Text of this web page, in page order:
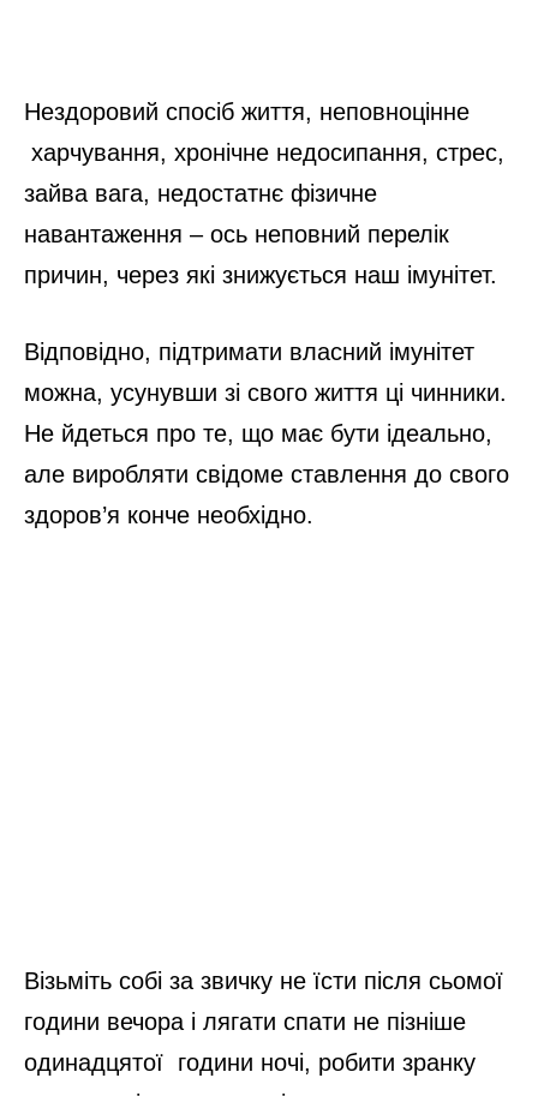
Нездоровий спосіб життя, неповноцінне
харчування, хронічне недосипання, стрес,
зайва вага, недостатнє фізичне
навантаження – ось неповний перелік
причин, через які знижується наш імунітет.
Відповідно, підтримати власний імунітет
можна, усунувши зі свого життя ці чинники.
Не йдеться про те, що має бути ідеально,
але виробляти свідоме ставлення до свого
здоров’я конче необхідно.
Візьміть собі за звичку не їсти після сьомої
години вечора і лягати спати не пізніше
одинадцятої години ночі, робити зранку